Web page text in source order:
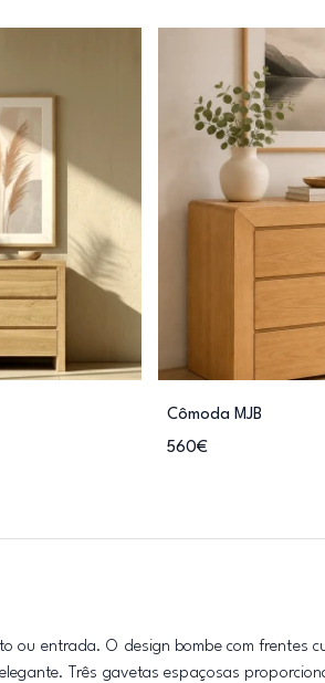
Cômoda MJB
560€
ou entrada. O design bombe com frentes
Três gavetas espaçosas